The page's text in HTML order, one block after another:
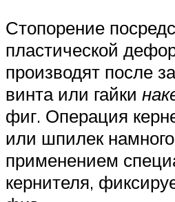
Стопорение
пластической
производят после
винта или гайки
фиг. Операция
или шпилек намного
применением
кернителя,